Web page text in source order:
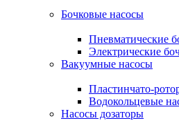
Бочковые насосы
Пневматические
Электрические
Вакуумные насосы
Пластинчато-
Водокольцевые
Насосы дозаторы